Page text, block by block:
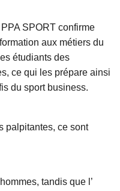
SPORT confirme
aux métiers du
étudiants des
ce qui les prépare ainsi
du sport business.
palpitantes, ce sont
tandis que l’